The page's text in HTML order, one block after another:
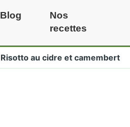
Blog
Nos
recettes
Risotto au cidre et camembert